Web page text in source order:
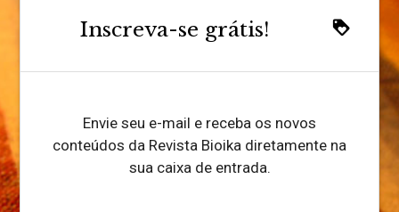
loyalty
Inscreva-se grátis!
Envie seu e-mail e receba os novos
conteúdos da Revista Bioika diretamente na
sua caixa de entrada.